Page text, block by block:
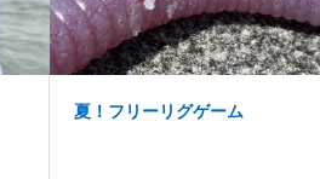
夏！フリーリグゲーム